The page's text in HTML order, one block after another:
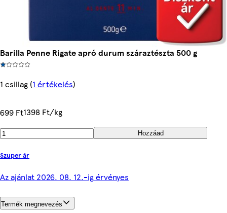
Barilla Penne Rigate apró durum száraztészta 500 g
1 csillag (1 értékelés)
699 Ft1398 Ft/kg
Hozzáad
Szuper ár
Az ajánlat 2026. 08. 12.-ig érvényes
Termék megnevezés